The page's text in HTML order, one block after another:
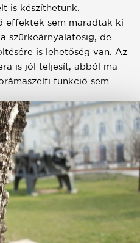
is készíthetünk.
effektek sem maradtak ki
szürkeárnyalatosig, de
is lehetőség van. Az
is jól teljesít, abból ma
funkció sem.